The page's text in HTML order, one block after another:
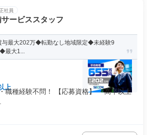
社員
ービススタッフ
与最大202万◆転勤なし地域限定◆未経験9
最大1...
上
職種経験不問！ 【応募資格】 ・高卒以上